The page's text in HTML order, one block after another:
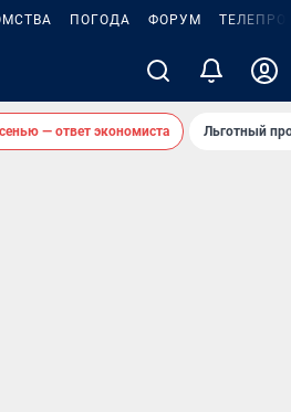
ПОГОДА ФОРУМ
— ответ экономиста Льготный